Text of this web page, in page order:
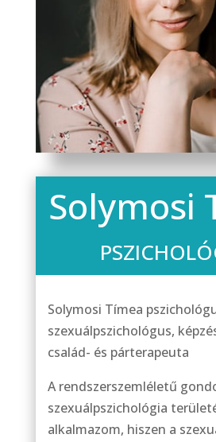
Solymosi
Solymosi Tímea
szexuálpszichológus,
család- és párterapeuta
A rendszerszemléletű
szexuálpszichológia
alkalmazom, hiszen a